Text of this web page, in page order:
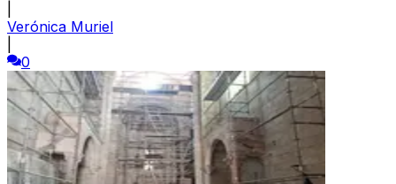
Verónica Muriel
0